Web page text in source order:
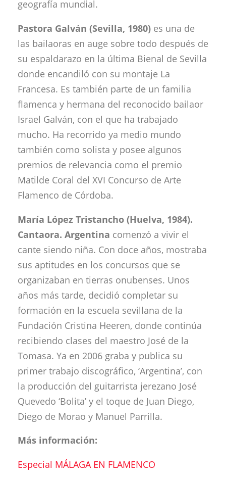
geografía mundial.
Pastora Galván (Sevilla, 1980) es una de
las bailaoras en auge sobre todo después de
su espaldarazo en la última Bienal de Sevilla
donde encandiló con su montaje La
Francesa. Es también parte de un familia
flamenca y hermana del reconocido bailaor
Israel Galván, con el que ha trabajado
mucho. Ha recorrido ya medio mundo
también como solista y posee algunos
premios de relevancia como el premio
Matilde Coral del XVI Concurso de Arte
Flamenco de Córdoba.
María López Tristancho (Huelva, 1984).
Cantaora. Argentina comenzó a vivir el
cante siendo niña. Con doce años, mostraba
sus aptitudes en los concursos que se
organizaban en tierras onubenses. Unos
años más tarde, decidió completar su
formación en la escuela sevillana de la
Fundación Cristina Heeren, donde continúa
recibiendo clases del maestro José de la
Tomasa. Ya en 2006 graba y publica su
primer trabajo discográfico, ‘Argentina’, con
la producción del guitarrista jerezano José
Quevedo ‘Bolita’ y el toque de Juan Diego,
Diego de Morao y Manuel Parrilla.
Más información:
Especial MÁLAGA EN FLAMENCO